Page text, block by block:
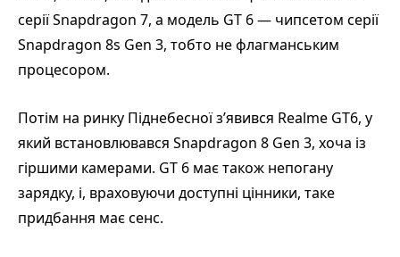
серії Snapdragon 7, а модель GT 6 — чипсетом серії
Snapdragon 8s Gen 3, тобто не флагманським
процесором.
Потім на ринку Піднебесної з’явився Realme GT6, у
який встановлювався Snapdragon 8 Gen 3, хоча із
гіршими камерами. GT 6 має також непогану
зарядку, і, враховуючи доступні цінники, таке
придбання має сенс.